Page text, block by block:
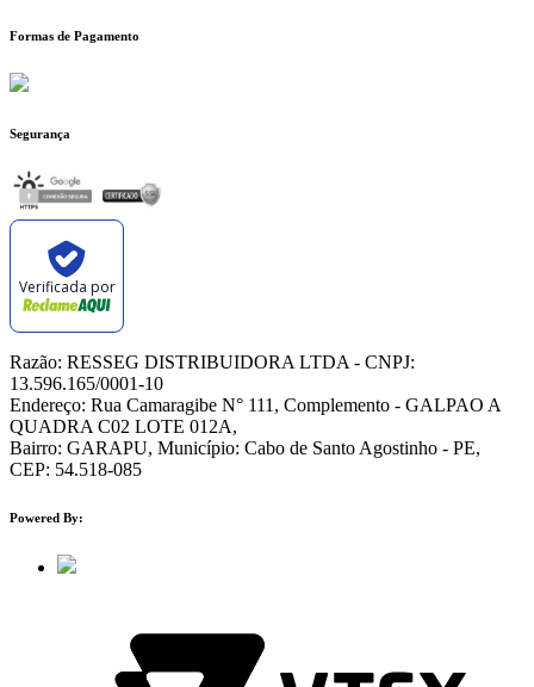
Formas de Pagamento
Segurança
Verificada por
Razão: RESSEG DISTRIBUIDORA LTDA - CNPJ:
13.596.165/0001-10
Endereço: Rua Camaragibe N° 111, Complemento - GALPAO A
QUADRA C02 LOTE 012A,
Bairro: GARAPU, Município: Cabo de Santo Agostinho - PE,
CEP: 54.518-085
Powered By: